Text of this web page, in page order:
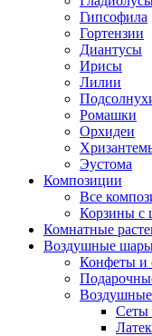
Гипсофила
Гортензии
Диантусы
Ирисы
Лилии
Ромашки
Орхидеи
Эустома
Композиции
Все
Корзины с
Комнатные
Воздушные
Конфеты и
Сеты